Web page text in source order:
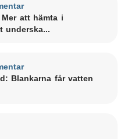
att hämta i
underska...
Blankarna får vatten